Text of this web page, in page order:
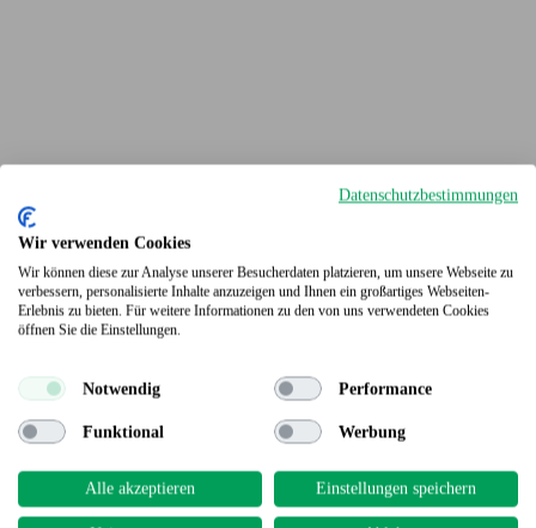
Terrassendielen
Datenschutzbestimmungen
Wir verwenden Cookies
Wir können diese zur Analyse unserer Besucherdaten platzieren, um unsere Webseite zu
verbessern, personalisierte Inhalte anzuzeigen und Ihnen ein großartiges Webseiten-
Erlebnis zu bieten. Für weitere Informationen zu den von uns verwendeten Cookies
öffnen Sie die Einstellungen.
Notwendig Performance
Funktional Werbung
Alle akzeptieren Einstellungen speichern